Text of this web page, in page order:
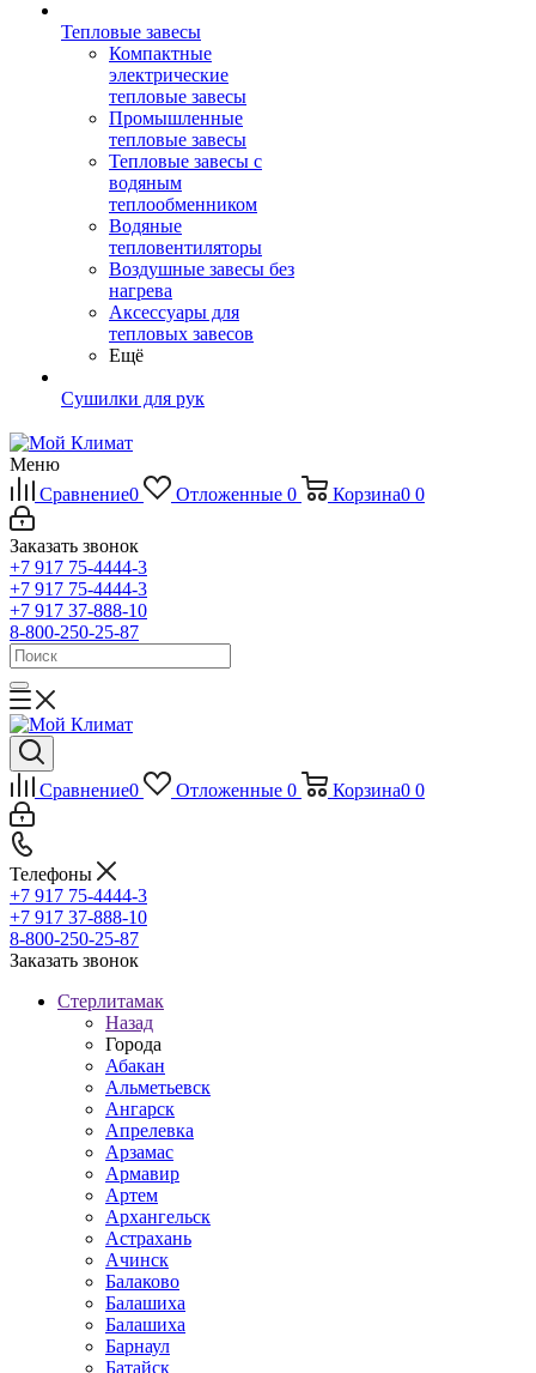
Тепловые завесы
Компактные
электрические
тепловые завесы
Промышленные
тепловые завесы
Тепловые завесы с
водяным
теплообменником
Водяные
тепловентиляторы
Воздушные завесы без
нагрева
Аксессуары для
тепловых завесов
Ещё
Сушилки для рук
Меню
Сравнение0 Отложенные 0 Корзина0 0
Заказать звонок
+7 917 75-4444-3
+7 917 75-4444-3
+7 917 37-888-10
8-800-250-25-87
Сравнение0 Отложенные 0 Корзина0 0
Телефоны
+7 917 75-4444-3
+7 917 37-888-10
8-800-250-25-87
Заказать звонок
Стерлитамак
Назад
Города
Абакан
Альметьевск
Ангарск
Апрелевка
Арзамас
Армавир
Артем
Архангельск
Астрахань
Ачинск
Балаково
Балашиха
Балашиха
Барнаул
Батайск